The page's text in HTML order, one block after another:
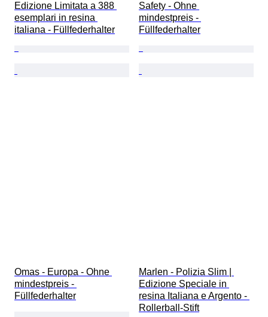
Edizione Limitata a 388
esemplari in resina
italiana - Füllfederhalter
Safety - Ohne
mindestpreis -
Füllfederhalter
Omas - Europa - Ohne
mindestpreis -
Füllfederhalter
Marlen - Polizia Slim |
Edizione Speciale in
resina Italiana e Argento -
Rollerball-Stift